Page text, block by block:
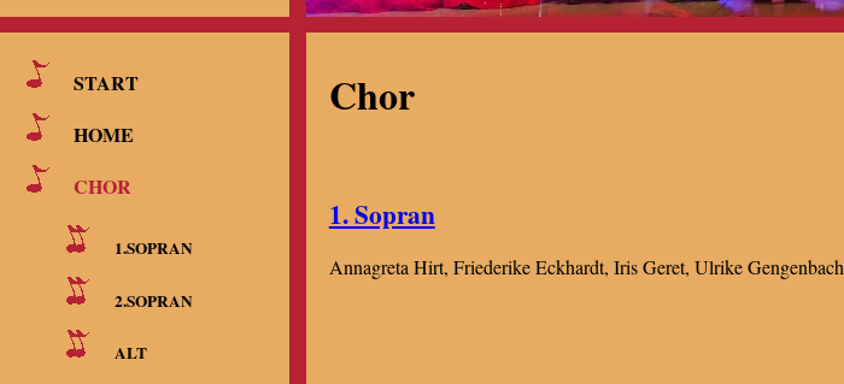
START
HOME
CHOR
1.SOPRAN
2.SOPRAN
ALT
Chor
1. Sopran
Annagreta Hirt, Friederike Eckhardt, Iris Geret, Ulrike Gengenbach